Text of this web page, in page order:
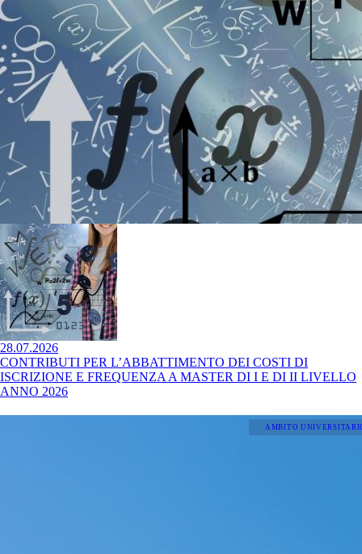
28.07.2026
CONTRIBUTI PER L’ABBATTIMENTO DEI COSTI DI
ISCRIZIONE E FREQUENZA A MASTER DI I E DI II LIVELLO
ANNO 2026
AMBITO